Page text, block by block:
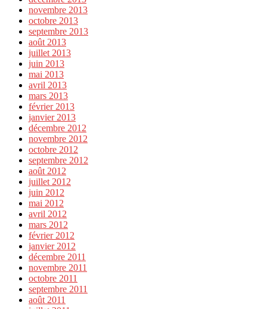
novembre 2013
octobre 2013
septembre 2013
août 2013
juillet 2013
juin 2013
mai 2013
avril 2013
mars 2013
février 2013
janvier 2013
décembre 2012
novembre 2012
octobre 2012
septembre 2012
août 2012
juillet 2012
juin 2012
mai 2012
avril 2012
mars 2012
février 2012
janvier 2012
décembre 2011
novembre 2011
octobre 2011
septembre 2011
août 2011